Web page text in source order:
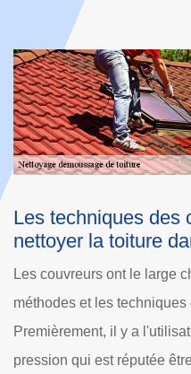
Un outillage
nettoyage de la
Pour la société Dole
professionnel bien équipé
missions. De ce fait, elle